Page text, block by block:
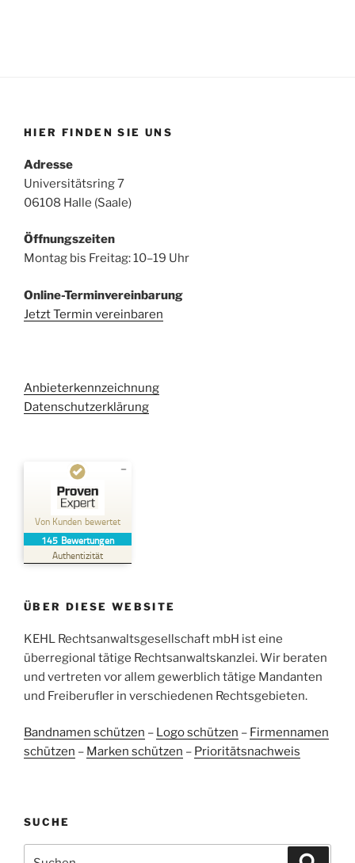
HIER FINDEN SIE UNS
Adresse
Universitätsring 7
06108 Halle (Saale)
Öffnungszeiten
Montag bis Freitag: 10–19 Uhr
Online-Terminvereinbarung
Jetzt Termin vereinbaren
Anbieterkennzeichnung
Datenschutzerklärung
Von Kunden bewertet
145 Bewertungen
Authentizität
Kundenbewertungen und Erfahrungen zu
Kehl Rechtsanwaltsgesellschaft mbH
SEHR GUT
Bewertungen auf
ProvenExpert.com
Bewertungen von
2
anderen Quellen
Blick aufs ProvenExpert-Profil werfen
ÜBER DIESE WEBSITE
KEHL Rechtsanwaltsgesellschaft mbH ist eine
überregional tätige Rechtsanwaltskanzlei. Wir beraten
und vertreten vor allem gewerblich tätige Mandanten
und Freiberufler in verschiedenen Rechtsgebieten.
Bandnamen schützen – Logo schützen – Firmennamen
schützen – Marken schützen – Prioritätsnachweis
SUCHE